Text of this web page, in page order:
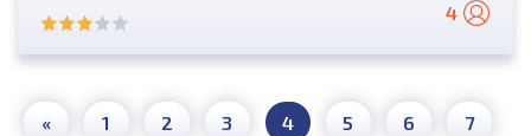
4
« 1 2 3 4 5 6 7